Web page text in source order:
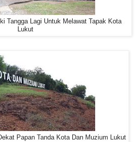
Tangga Lagi Untuk Melawat Tapak Kota
Lukut
Papan Tanda Kota Dan Muzium Lukut